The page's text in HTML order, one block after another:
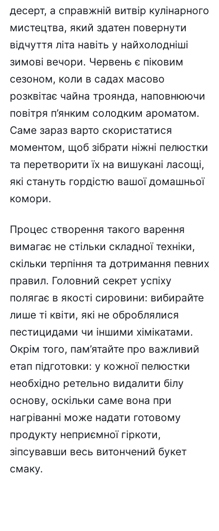
десерт, а справжній витвір кулінарного
мистецтва, який здатен повернути
відчуття літа навіть у найхолодніші
зимові вечори. Червень є піковим
сезоном, коли в садах масово
розквітає чайна троянда, наповнюючи
повітря п’янким солодким ароматом.
Саме зараз варто скористатися
моментом, щоб зібрати ніжні пелюстки
та перетворити їх на вишукані ласощі,
які стануть гордістю вашої домашньої
комори.
Процес створення такого варення
вимагає не стільки складної техніки,
скільки терпіння та дотримання певних
правил. Головний секрет успіху
полягає в якості сировини: вибирайте
лише ті квіти, які не оброблялися
пестицидами чи іншими хімікатами.
Окрім того, пам’ятайте про важливий
етап підготовки: у кожної пелюстки
необхідно ретельно видалити білу
основу, оскільки саме вона при
нагріванні може надати готовому
продукту неприємної гіркоти,
зіпсувавши весь витончений букет
смаку.